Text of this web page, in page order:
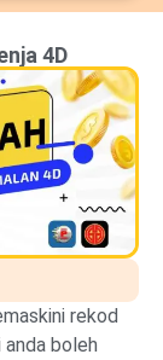
4D
rekod
anda boleh